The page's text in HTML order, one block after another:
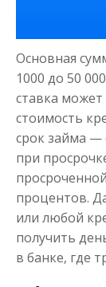
Сумма
Основная
1000 до 50
ставка может
стоимость
срок займа —
при
процентов.
или любой
получить
в банке, где